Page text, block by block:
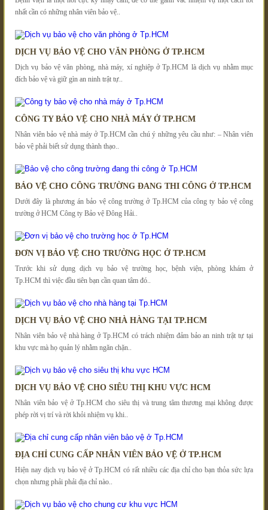
nhất cần có những nhân viên bảo vệ..
DỊCH VỤ BẢO VỆ CHO VĂN PHÒNG Ở TP.HCM
Dịch vụ bảo vệ văn phòng, nhà máy, xí nghiệp ở Tp.HCM là dịch vụ nhằm mục
đích bảo vệ và giữ gìn an ninh trật tự..
CÔNG TY BẢO VỆ CHO NHÀ MÁY Ở TP.HCM
Nhân viên bảo vệ nhà máy ở Tp.HCM cần chú ý những yêu cầu như: – Nhân viên
bảo vệ phải biết sử dụng thành thạo..
BẢO VỆ CHO CÔNG TRƯỜNG ĐANG THI CÔNG Ở TP.HCM
Dưới đây là phương án bảo vệ công trường ở Tp.HCM của công ty bảo vệ công
trường ở HCM Công ty Bảo vệ Đông Hải..
ĐƠN VỊ BẢO VỆ CHO TRƯỜNG HỌC Ở TP.HCM
Trước khi sử dụng dịch vụ bảo vệ trường học, bệnh viện, phòng khám ở
Tp.HCM thì việc đầu tiên bạn cần quan tâm đó..
DỊCH VỤ BẢO VỆ CHO NHÀ HÀNG TẠI TP.HCM
Nhân viên bảo vệ nhà hàng ở Tp.HCM có trách nhiệm đảm bảo an ninh trật tự tại
khu vực mà họ quản lý nhằm ngăn chặn..
DỊCH VỤ BẢO VỆ CHO SIÊU THỊ KHU VỰC HCM
Nhân viên bảo vệ ở Tp.HCM cho siêu thị và trung tâm thương mại không được
phép rời vị trí và rời khỏi nhiệm vụ khi..
ĐỊA CHỈ CUNG CẤP NHÂN VIÊN BẢO VỆ Ở TP.HCM
Hiện nay dịch vụ bảo vệ ở Tp.HCM có rất nhiều các địa chỉ cho bạn thỏa sức lựa
chọn nhưng phải phải địa chỉ nào..